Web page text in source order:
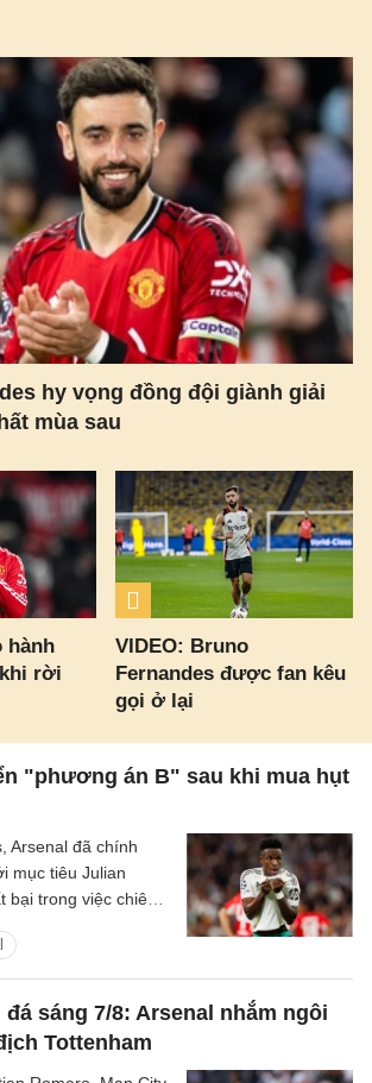
hy vọng đồng đội giành giải
mùa sau
hành
rời
VIDEO: Bruno
Fernandes được fan kêu
gọi ở lại
"phương án B" sau khi mua hụt
Arsenal đã chính
mục tiêu Julian
bại trong việc chiêu
sáng 7/8: Arsenal nhắm ngôi
Tottenham